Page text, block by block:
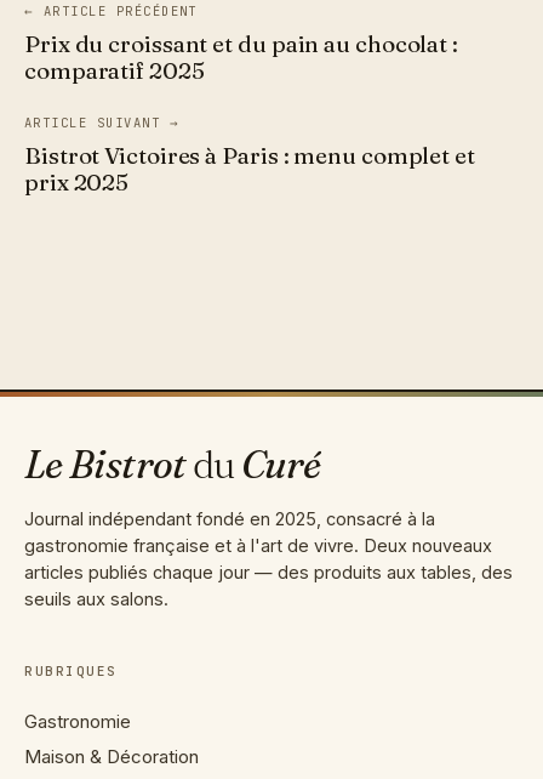
← ARTICLE PRÉCÉDENT
Prix du croissant et du pain au chocolat :
comparatif 2025
ARTICLE SUIVANT →
Bistrot Victoires à Paris : menu complet et
prix 2025
Le Bistrotdu Curé
Journal indépendant fondé en 2025, consacré à la
gastronomie française et à l'art de vivre. Deux nouveaux
articles publiés chaque jour — des produits aux tables, des
seuils aux salons.
RUBRIQUES
Gastronomie
Maison & Décoration